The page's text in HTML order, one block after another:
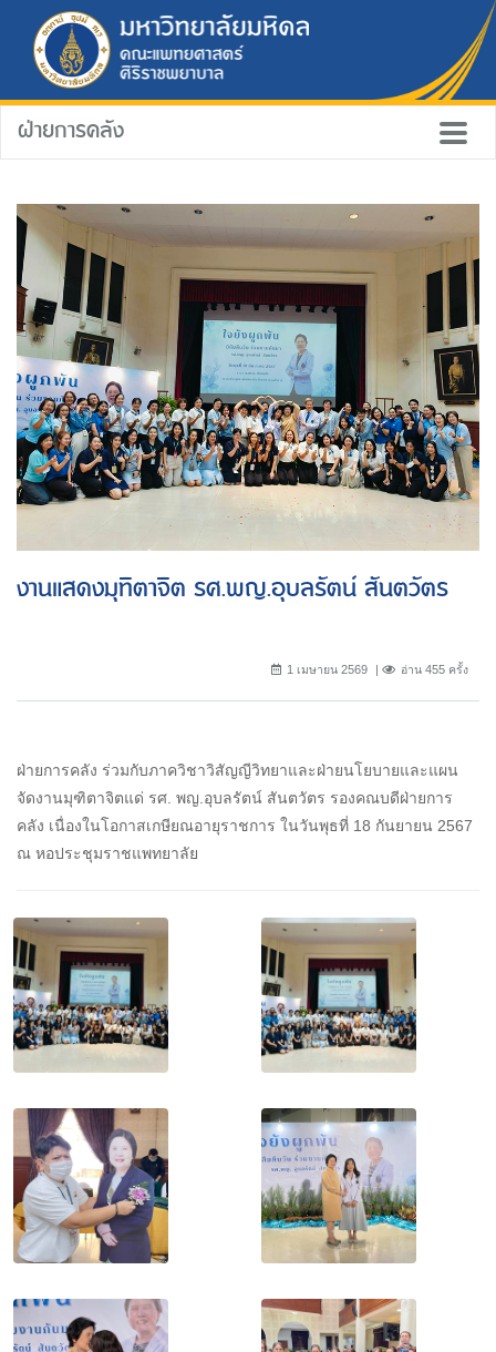
ฝ่ายการคลัง
งานแสดงมุทิตาจิต รศ.พญ.อุบลรัตน์ สันตวัตร
1 เมษายน 2569 อ่าน 455 ครั้ง
ฝ่ายการคลัง ร่วมกับภาควิชาวิสัญญีวิทยาและฝ่ายนโยบายและแผน
จัดงานมุฑิตาจิตแด่ รศ. พญ.อุบลรัตน์ สันตวัตร รองคณบดีฝ่ายการ
คลัง เนื่องในโอกาสเกษียณอายุราชการ ในวันพุธที่ 18 กันยายน 2567
ณ หอประชุมราชแพทยาลัย